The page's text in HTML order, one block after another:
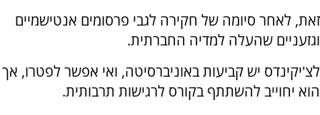
זאת, לאחר סיומה של חקירה לגבי פרסומים אנטישמיים
וגזעניים שהעלה למדיה החברתית.
לצ'יקינדס יש קביעות באוניברסיטה, ואי אפשר לפטרו, אך
הוא יחוייב להשתתף בקורס לרגישות תרבותית.